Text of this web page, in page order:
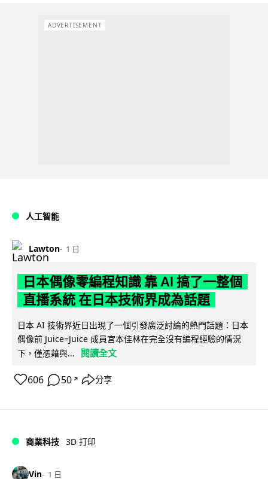
ADVERTISEMENT
人工智能
Lawton 1 日
日本偶像零編程知識 靠 AI 搞了一整個
直播系統 在日本技術界成為話題
日本 AI 技術界近日出現了一個引發廣泛討論的熱門話題：日本
偶像前 Juice=Juice 成員宮本佳林在完全沒有編程經驗的情況
下，僅憑藉與...
閱讀全文
606 50 ↗ 分享
商業科技 3D 打印
Vin 1 日